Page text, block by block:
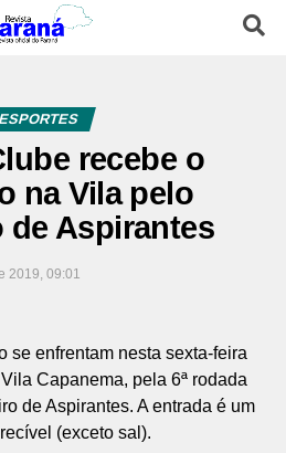
ESPORTES
recebe o
na Vila pelo
de Aspirantes
2019, 09:01
se enfrentam nesta sexta-feira
Capanema, pela 6ª rodada
de Aspirantes. A entrada é um
(exceto sal).